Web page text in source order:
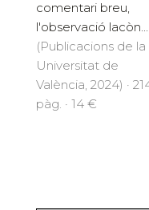
comentari breu,
l'observació lacòn...
(Publicacions de la
Universitat de
València, 2024) ·
pàg. · 14 €